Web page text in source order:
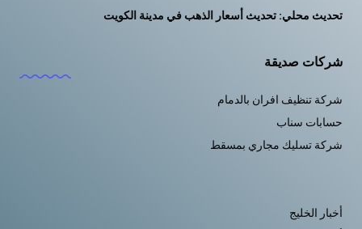
تحديث محلي: تحديث أسعار الذهب في مدينة الكويت
شركات صديقة
شركة تنظيف افران بالدمام
حسابات سناب
شركة تسليك مجاري بمسقط
أخبار الخليج